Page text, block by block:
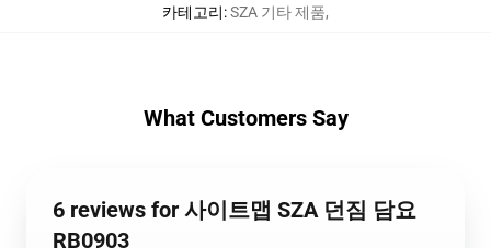
카테고리:SZA 기타 제품,
What Customers Say
6 reviews for 사이트맵 SZA 던짐 담요
RB0903